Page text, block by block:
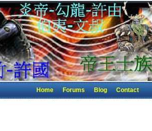
Home Forums Blog Contact